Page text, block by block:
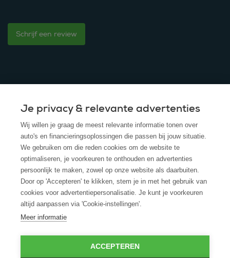
Schrijf een review
© 2025 - ROS Krediet Service
Algemene Voorwaarden
Disclaimer
Privacy Policy
Cookies
Cookie policy
Je privacy & relevante advertenties
Wij willen je graag de meest relevante informatie tonen over
auto's en financieringsoplossingen die passen bij jouw situatie.
We gebruiken om die reden cookies om de website te
optimaliseren, je voorkeuren te onthouden en advertenties
persoonlijk te maken, zowel op onze website als daarbuiten.
Door op 'Accepteren' te klikken, stem je in met het gebruik van
cookies voor advertentiepersonalisatie. Je kunt je voorkeuren
altijd aanpassen via 'Cookie-instellingen'.
Meer informatie
ACCEPTEREN